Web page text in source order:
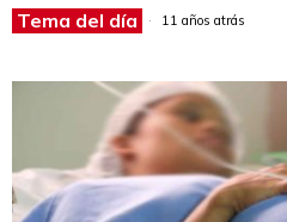
Tema del día 11 años atrás